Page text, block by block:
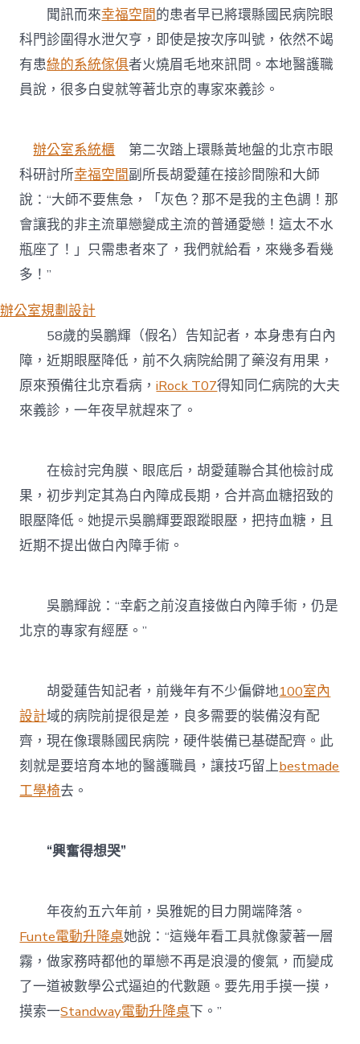
聞訊而來幸福空間的患者早已將環縣國民病院眼
科門診圍得水泄欠亨，即使是按次序叫號，依然不竭
有患綠的系統傢俱者火燒眉毛地來訊問。本地醫護職
員說，很多白叟就等著北京的專家來義診。
辦公室系統櫃 第二次踏上環縣黃地盤的北京市眼
科研討所幸福空間副所長胡愛蓮在接診間隙和大師
說：“大師不要焦急，「灰色？那不是我的主色調！那
會讓我的非主流單戀變成主流的普通愛戀！這太不水
瓶座了！」只需患者來了，我們就給看，來幾多看幾
多！”
辦公室規劃設計
58歲的吳鵬輝（假名）告知記者，本身患有白內
障，近期眼壓降低，前不久病院給開了藥沒有用果，
原來預備往北京看病，iRock T07得知同仁病院的大夫
來義診，一年夜早就趕來了。
在檢討完角膜、眼底后，胡愛蓮聯合其他檢討成
果，初步判定其為白內障成長期，合并高血糖招致的
眼壓降低。她提示吳鵬輝要跟蹤眼壓，把持血糖，且
近期不提出做白內障手術。
吳鵬輝說：“幸虧之前沒直接做白內障手術，仍是
北京的專家有經歷。”
胡愛蓮告知記者，前幾年有不少偏僻地100室內
設計域的病院前提很是差，良多需要的裝備沒有配
齊，現在像環縣國民病院，硬件裝備已基礎配齊。此
刻就是要培育本地的醫護職員，讓技巧留上bestmade
工學椅去。
“興奮得想哭”
年夜約五六年前，吳雅妮的目力開端降落。
Funte電動升降桌她說：“這幾年看工具就像蒙著一層
霧，做家務時都他的單戀不再是浪漫的傻氣，而變成
了一道被數學公式逼迫的代數題。要先用手摸一摸，
摸索一Standway電動升降桌下。”